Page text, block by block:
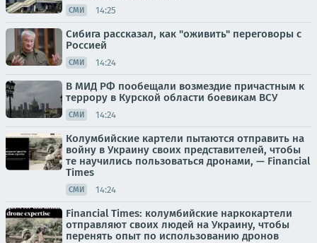
СМИ 14:25
Сибига рассказал, как "оживить" переговоры с
Россией
СМИ 14:24
В МИД РФ пообещали возмездие причастным к
террору в Курской области боевикам ВСУ
СМИ 14:24
Колумбийские картели пытаются отправить на
войну в Украину своих представителей, чтобы
те научились пользоваться дронами, — Financial
Times
СМИ 14:24
Financial Times: колумбийские наркокартели
отправляют своих людей на Украину, чтобы
перенять опыт по использованию дронов